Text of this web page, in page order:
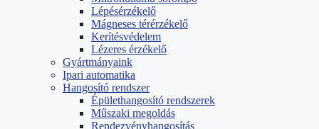
Lépésérzékelő
Mágneses térérzékelő
Kerítésvédelem
Lézeres érzékelő
Gyártmányaink
Ipari automatika
Hangosító rendszer
Épülethangosító rendszerek
Műszaki megoldás
Rendezvényhangosítás